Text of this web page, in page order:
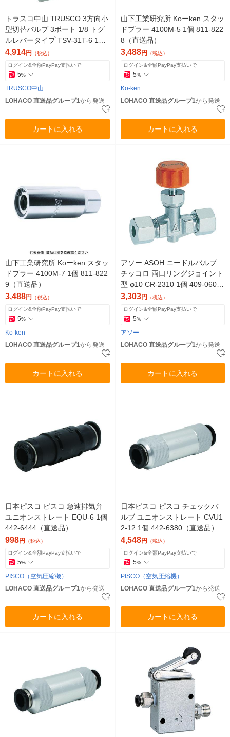
トラスコ中山 TRUSCO 3方向小
型切替バルブ 3ポート 1/8 トグ
ルレバータイプ TSV-31T-6 1個
818-8137（直送品）
4,914円 （税込）
ログイン&全額PayPay支払いで
5%
TRUSCO中山
LOHACO 直送品グループ1から発送
カートに入れる
山下工業研究所 Koーken スタッ
ドプラー 4100M-5 1個 811-822
8（直送品）
3,488円 （税込）
ログイン&全額PayPay支払いで
5%
Ko-ken
LOHACO 直送品グループ1から発送
カートに入れる
山下工業研究所 Koーken スタッ
ドプラー 4100M-7 1個 811-822
9（直送品）
3,488円 （税込）
ログイン&全額PayPay支払いで
5%
Ko-ken
LOHACO 直送品グループ1から発送
カートに入れる
アソー ASOH ニードルバルブ
チッコロ 両口リングジョイント
型 φ10 CR-2310 1個 409-0608
（直送品）
3,303円 （税込）
ログイン&全額PayPay支払いで
5%
アソー
LOHACO 直送品グループ1から発送
カートに入れる
日本ピスコ ピスコ 急速排気弁
ユニオンストレート EQU-6 1個
442-6444（直送品）
998円 （税込）
ログイン&全額PayPay支払いで
5%
PISCO（空気圧縮機）
LOHACO 直送品グループ1から発送
カートに入れる
日本ピスコ ピスコ チェックバ
ルブ ユニオンストレート CVU1
2-12 1個 442-6380（直送品）
4,548円 （税込）
ログイン&全額PayPay支払いで
5%
PISCO（空気圧縮機）
LOHACO 直送品グループ1から発送
カートに入れる